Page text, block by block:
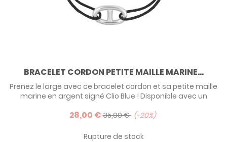
BRACELET CORDON PETITE MAILLE MARINE...
Prenez le large avec ce bracelet cordon et sa petite maille
marine en argent signé Clio Blue ! Disponible avec un
poisson mascotte de la marque, ce bracelet est un
navigation.
28,00 €35,00 € -20%
Rupture de stock